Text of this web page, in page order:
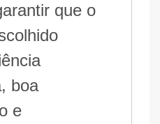
que o
boa
e